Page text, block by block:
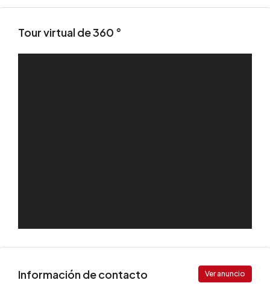
Tour virtual de 360 ​​°
Información de contacto Ver anuncio